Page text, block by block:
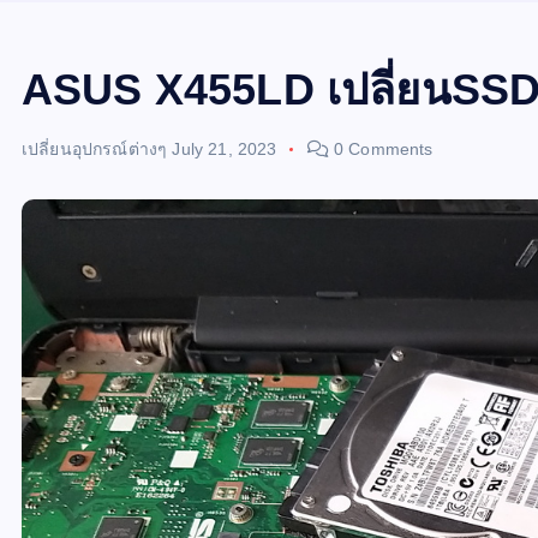
ASUS X455LD เปลี่ยน
เปลี่ยนอุปกรณ์ต่างๆ July 21, 2023 0 Comments